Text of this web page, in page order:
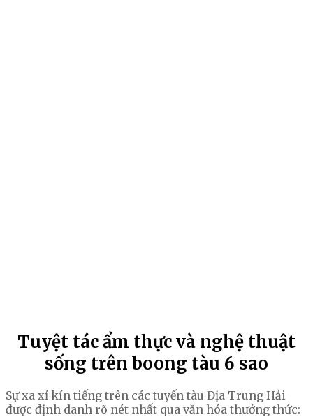
Tuyệt tác ẩm thực và nghệ thuật
sống trên boong tàu 6 sao
Sự xa xỉ kín tiếng trên các tuyến tàu Địa Trung Hải
được định danh rõ nét nhất qua văn hóa thưởng thức: